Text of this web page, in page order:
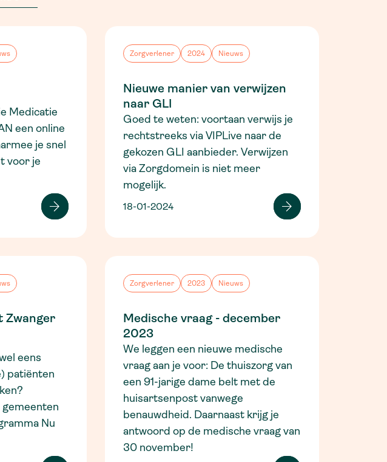
Medicatie
een online
je snel
voor je
Zorgverlener 2024 Nieuws
Nieuwe manier van verwijzen
naar GLI
Goed te weten: voortaan verwijs je
rechtstreeks via VIPLive naar de
gekozen GLI aanbieder. Verwijzen
via Zorgdomein is niet meer
mogelijk.
18-01-2024
Zwanger
eens
patiënten
Nu
Zorgverlener 2023 Nieuws
Medische vraag - december
2023
We leggen een nieuwe medische
vraag aan je voor: De thuiszorg van
een 91-jarige dame belt met de
huisartsenpost vanwege
benauwdheid. Daarnaast krijg je
antwoord op de medische vraag van
30 november!